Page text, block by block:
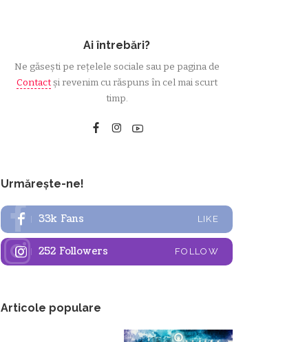
Ai întrebări?
Ne găsești pe rețelele sociale sau pe pagina de
Contactși revenim cu răspuns în cel mai scurt
timp.
Urmărește-ne!
33k Fans LIKE
252 Followers FOLLOW
Articole populare